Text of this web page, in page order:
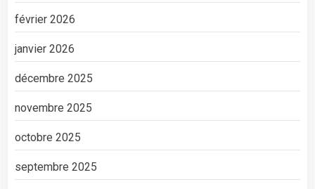
février 2026
janvier 2026
décembre 2025
novembre 2025
octobre 2025
septembre 2025